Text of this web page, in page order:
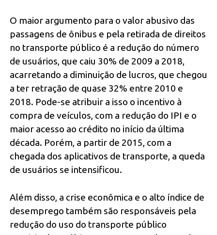
O maior argumento para o valor abusivo das
passagens de ônibus e pela retirada de direitos
no transporte público é a redução do número
de usuários, que caiu 30% de 2009 a 2018,
acarretando a diminuição de lucros, que chegou
a ter retração de quase 32% entre 2010 e
2018. Pode-se atribuir a isso o incentivo à
compra de veículos, com a redução do IPI e o
maior acesso ao crédito no início da última
década. Porém, a partir de 2015, com a
chegada dos aplicativos de transporte, a queda
de usuários se intensificou.
Além disso, a crise econômica e o alto índice de
desemprego também são responsáveis pela
redução do uso do transporte público